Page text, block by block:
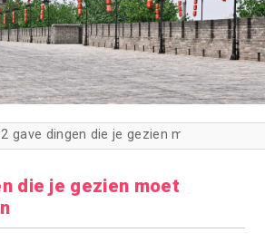
die je gezien moet